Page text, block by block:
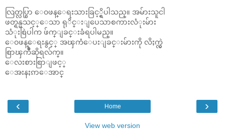
လြတ္လပ္စြာ ေ၀ဖန္ေရးသားခြင့္ရွိပါသည္။ အမ်ားသူငါ
ဖတ္ရန္မသင့္ေသာ ရုိင္းျပေသာစကားလံုးမ်ား
သံုးစြဲပါက ဖ်က္ျခင္းခံရပါမည္။
ေ၀ဖန္ေရးနွင့္ အၾကံေပးျခင္းမ်ားကို လိႈက္လွဲ
စြာၾကိဳဆိုရလ်က္။
ေလးစားစြာျဖင့္
ေအးနႏၵာေအာင္
‹ ›
Home
View web version